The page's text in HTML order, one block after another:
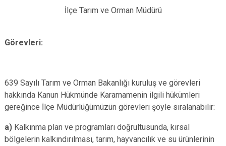
İlçe Tarım ve Orman Müdürü
Görevleri:
639 Sayılı Tarım ve Orman Bakanlığı kuruluş ve görevleri
hakkında Kanun Hükmünde Kararnamenin ilgili hükümleri
gereğince İlçe Müdürlüğümüzün görevleri şöyle sıralanabilir:
a) Kalkınma plan ve programları doğrultusunda, kırsal
bölgelerin kalkındırılması, tarım, hayvancılık ve su ürünlerinin